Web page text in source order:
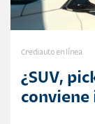
Crediauto en línea
¿SUV,